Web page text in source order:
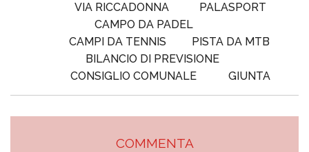
VIA RICCADONNA
PALASPORT
CAMPO DA PADEL
CAMPI DA TENNIS
PISTA DA MTB
BILANCIO DI PREVISIONE
CONSIGLIO COMUNALE
GIUNTA
COMMENTA